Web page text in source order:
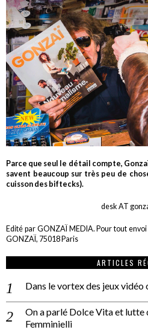
Parce que seul le détail compte,
savent beaucoup sur très peu de
cuisson des biftecks).
desk AT
Edité par GONZAÏ MEDIA. Pour tout
GONZAÏ, 75018 Paris
ARTICLES
Dans le vortex des jeux vidéo
On a parlé Dolce Vita et lutte
Femminielli